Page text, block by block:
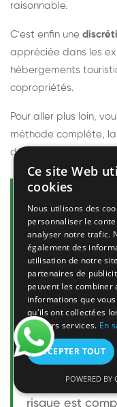
raisonnable.
C'est enfin une
appréciée dans les
hébergements
copropriétés.
Pour aller plus loin,
méthode complète,
découvrir
Questions
Le frelon
l'homme ?
Le frelon
taille mais
son nid. Sa
celle d'une
une personne
bénigne. Pour
risque est
Ce site Web
cookies
Nous utilisons des
personnaliser le
analyser notre trafic.
également des
utilisation de notre
partenaires de
peuvent les combiner
informations que
qu'ils ont collectées
de leurs services. En
ACCEPTER TOUT
POWERED BY